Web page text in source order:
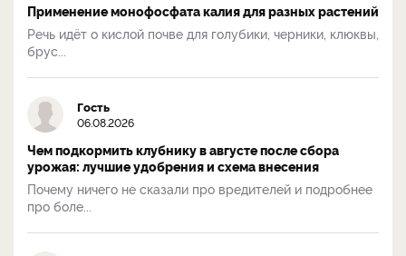
Применение монофосфата калия для разных растений
Речь идёт о кислой почве для голубики, черники, клюквы,
брус...
Гость
06.08.2026
Чем подкормить клубнику в августе после сбора
урожая: лучшие удобрения и схема внесения
Почему ничего не сказали про вредителей и подробнее
про боле...